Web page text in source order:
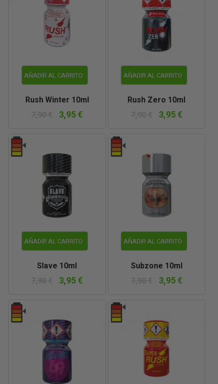
AÑADIR AL CARRITO
Rush Winter 10ml
3,95 €
AÑADIR AL CARRITO
Rush Zero 10ml
3,95 €
AÑADIR AL CARRITO
Slave 10ml
3,95 €
AÑADIR AL CARRITO
Subzone 10ml
3,95 €